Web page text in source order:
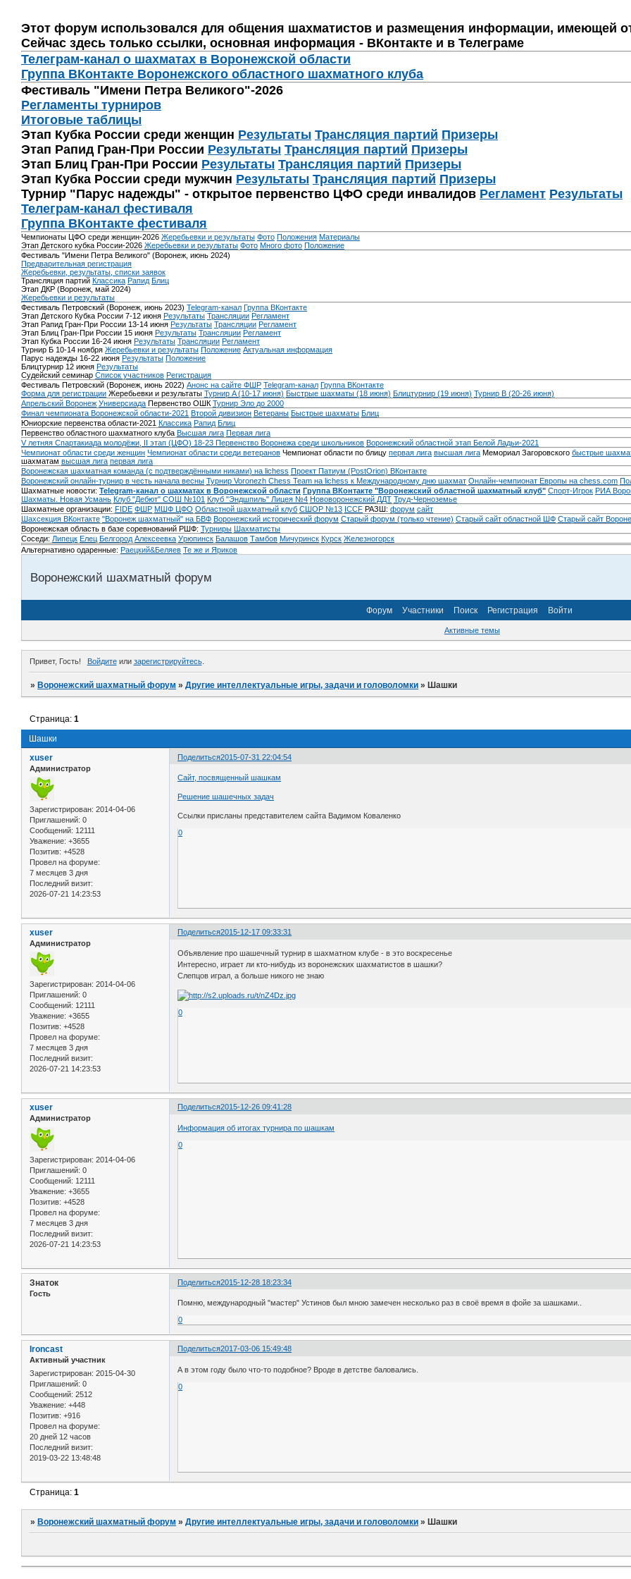
Этот форум использовался для общения шахматистов и размещения информации, имеющей
Сейчас здесь только ссылки, основная информация - ВКонтакте и в Телеграме
Телеграм-канал о шахматах в Воронежской области
Группа ВКонтакте Воронежского областного шахматного клуба
Фестиваль "Имени Петра Великого"-2026
Регламенты турниров
Итоговые таблицы
Этап Кубка России среди женщин Результаты Трансляция партий Призеры
Этап Рапид Гран-При России Результаты Трансляция партий Призеры
Этап Блиц Гран-При России Результаты Трансляция партий Призеры
Этап Кубка России среди мужчин Результаты Трансляция партий Призеры
Турнир "Парус надежды" - открытое первенство ЦФО среди инвалидов Регламент Результаты
Телеграм-канал фестиваля
Группа ВКонтакте фестиваля
Чемпионаты ЦФО среди женщин-2026 Жеребьевки и результаты Фото Положения Материалы
Этап Детского кубка России-2026 Жеребьевки и результаты Фото Много фото Положение
Фестиваль "Имени Петра Великого" (Воронеж, июнь 2024)
Предварительная регистрация
Жеребьевки, результаты, списки заявок
Трансляция партий Классика Рапид Блиц
Этап ДКР (Воронеж, май 2024)
Жеребьевки и результаты
Фестиваль Петровский (Воронеж, июнь 2023) Telegram-канал Группа ВКонтакте
Этап Детского Кубка России 7-12 июня Результаты Трансляции Регламент
Этап Рапид Гран-При России 13-14 июня Результаты Трансляции Регламент
Этап Блиц Гран-При России 15 июня Результаты Трансляции Регламент
Этап Кубка России 16-24 июня Результаты Трансляции Регламент
Турнир Б 10-14 ноября Жеребьевки и результаты Положение Актуальная информация
Парус надежды 16-22 июня Результаты Положение
Блицтурнир 12 июня Результаты
Судейский семинар Список участников Регистрация
Фестиваль Петровский (Воронеж, июнь 2022) Анонс на сайте ФШР Telegram-канал Группа ВКонтакте
Форма для регистрации Жеребьевки и результаты Турнир A (10-17 июня) Быстрые шахматы (18 июня) Блицтурнир (19 июня) Турнир B (20-26 июня)
Апрельский Воронеж Универсиада Первенство ОШК Турнир Эло до 2000
Финал чемпионата Воронежской области-2021 Второй дивизион Ветераны Быстрые шахматы Блиц
Юниорские первенства области-2021 Классика Рапид Блиц
Первенство областного шахматного клуба Высшая лига Первая лига
V летняя Спартакиада молодёжи, II этап (ЦФО) 18-23 Первенство Воронежа среди школьников Воронежский областной этап Белой Ладьи-2021
Чемпионат области среди женщин Чемпионат области среди ветеранов Чемпионат области по блицу первая лига высшая лига Мемориал Загоровского быстрые
шахматам высшая лига первая лига
Воронежская шахматная команда (с подтверждёнными никами) на lichess Проект Патиум (PostOrion) ВКонтакте
Воронежский онлайн-турнир в честь начала весны Турнир Voronezh Chess Team на lichess к Международному дню шахмат Онлайн-чемпионат Европы на chess.com
Шахматные новости: Telegram-канал о шахматах в Воронежской области Группа ВКонтакте "Воронежский областной шахматный клуб" Спорт-Игрок РИА
Шахматы. Новая Усмань Клуб "Дебют" СОШ №101 Клуб "Эндшпиль" Лицея №4 Нововоронежский ДДТ Труд-Черноземье
Шахматные организации: FIDE ФШР МШФ ЦФО Областной шахматный клуб СШОР №13 ICCF РАЗШ: форум сайт
Шахсекция ВКонтакте "Воронеж шахматный" на БВФ Воронежский исторический форум Cтарый форум (только чтение) Старый сайт областной ШФ Старый сайт
Воронежская область в базе соревнований РШФ: Турниры Шахматисты
Соседи: Липецк Елец Белгород Алексеевка Урюпинск Балашов Тамбов Мичуринск Курск Железногорск
Альтернативно одаренные: Раецкий&Беляев Те же и Яриков
Воронежский шахматный форум
Форум Участники Поиск Регистрация Войти
Активные темы
Привет, Гость! Войдитеили зарегистрируйтесь.
»Воронежский шахматный форум »Другие интеллектуальные игры, задачи и головоломки »Шашки
Шашки
Страница:1
Поделиться2015-07-31 22:04:54
xuser
Администратор
Зарегистрирован: 2014-04-06
Приглашений: 0
Сообщений: 12111
Уважение: +3655
Позитив: +4528
Провел на форуме:
7 месяцев 3 дня
Последний визит:
2026-07-21 14:23:53
Сайт, посвященный шашкам
Решение шашечных задач
Ссылки присланы представителем сайта Вадимом Коваленко
0
Поделиться2015-12-17 09:33:31
xuser
Администратор
Зарегистрирован: 2014-04-06
Приглашений: 0
Сообщений: 12111
Уважение: +3655
Позитив: +4528
Провел на форуме:
7 месяцев 3 дня
Последний визит:
2026-07-21 14:23:53
Объявление про шашечный турнир в шахматном клубе - в это воскресенье
Интересно, играет ли кто-нибудь из воронежских шахматистов в шашки?
Слепцов играл, а больше никого не знаю
0
Поделиться2015-12-26 09:41:28
xuser
Администратор
Зарегистрирован: 2014-04-06
Приглашений: 0
Сообщений: 12111
Уважение: +3655
Позитив: +4528
Провел на форуме:
7 месяцев 3 дня
Последний визит:
2026-07-21 14:23:53
Информация об итогах турнира по шашкам
0
Поделиться2015-12-28 18:23:34
Знаток
Гость
Помню, международный "мастер" Устинов был мною замечен несколько раз в своё время в фойе за шашками..
0
Поделиться2017-03-06 15:49:48
Ironcast
Активный участник
Зарегистрирован: 2015-04-30
Приглашений: 0
Сообщений: 2512
Уважение: +448
Позитив: +916
Провел на форуме:
20 дней 12 часов
Последний визит:
2019-03-22 13:48:48
А в этом году было что-то подобное? Вроде в детстве баловались.
0
Страница:1
» Воронежский шахматный форум »Другие интеллектуальные игры, задачи и головоломки » Шашки